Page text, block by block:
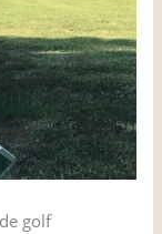
golf